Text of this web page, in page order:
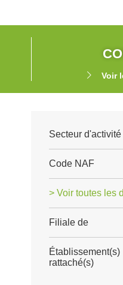
Voir
Secteur d'activité
Code NAF
> Voir toutes les
Filiale de
Établissement(s)
rattaché(s)